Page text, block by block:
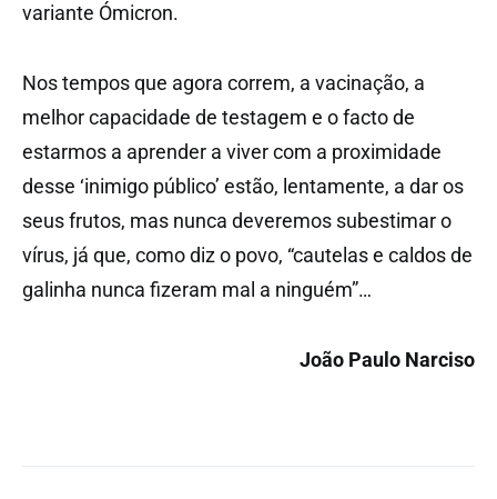
variante Ómicron.
Nos tempos que agora correm, a vacinação, a
melhor capacidade de testagem e o facto de
estarmos a aprender a viver com a proximidade
desse ‘inimigo público’ estão, lentamente, a dar os
seus frutos, mas nunca deveremos subestimar o
vírus, já que, como diz o povo, “cautelas e caldos de
galinha nunca fizeram mal a ninguém”…
João Paulo Narciso